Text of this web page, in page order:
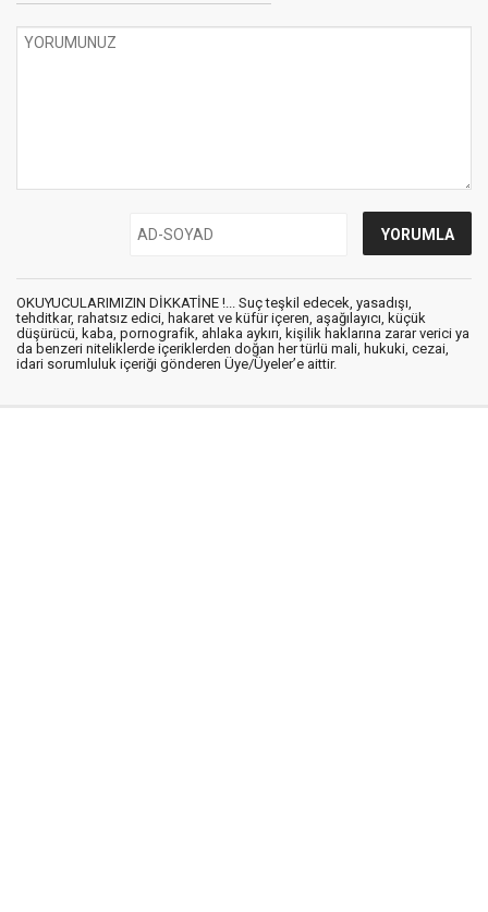
OKUYUCULARIMIZIN DİKKATİNE !... Suç teşkil edecek, yasadışı,
tehditkar, rahatsız edici, hakaret ve küfür içeren, aşağılayıcı, küçük
düşürücü, kaba, pornografik, ahlaka aykırı, kişilik haklarına zarar verici ya
da benzeri niteliklerde içeriklerden doğan her türlü mali, hukuki, cezai,
idari sorumluluk içeriği gönderen Üye/Üyeler’e aittir.